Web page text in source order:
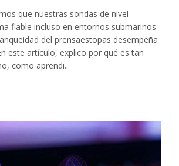
que nuestras sondas de nivel
fiable incluso en entornos submarinos
del prensaestopas desempeña
este artículo, explico por qué es tan
como aprendi...